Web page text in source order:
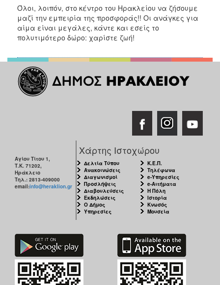
Όλοι, λοιπόν, στο κέντρο του Ηρακλείου να ζήσουμε
μαζί την εμπειρία της προσφοράς!! Οι ανάγκες για
αίμα είναι μεγάλες, κάντε και εσείς το
πολυτιμότερο δώρο: χαρίστε ζωή!
Αγίου Τίτου 1,
Τ.Κ. 71202,
Ηράκλειο
Τηλ.: 2813-409000
email:info@heraklion.gr
Χάρτης Ιστοχώρου
Δελτία Τύπου
Ανακοινώσεις
Διαγωνισμοί
Προσλήψεις
Διαβουλεύσεις
Εκδηλώσεις
Ο Δήμος
Υπηρεσίες
Κ.Ε.Π.
Τηλέφωνα
e-Υπηρεσίες
e-Αιτήματα
Η Πόλη
Ιστορία
Κνωσός
Μουσεία